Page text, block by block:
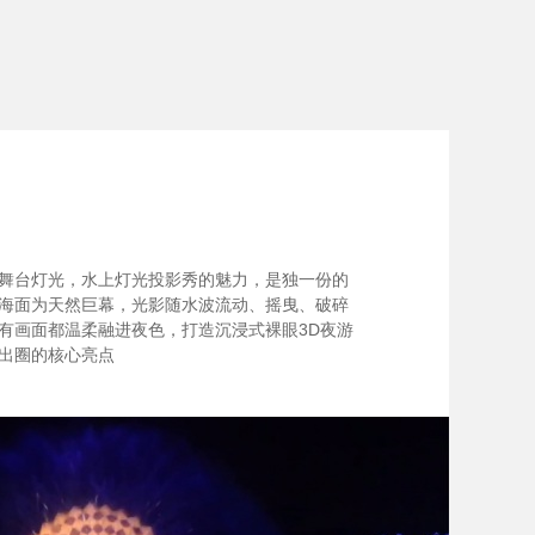
台灯光，水上灯光投影秀的魅力，是独一份的
面为天然巨幕，光影随水波流动、摇曳、破碎
画面都温柔融进夜色，打造沉浸式裸眼3D夜游
圈的核心亮点